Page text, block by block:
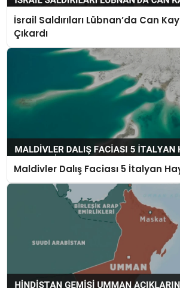
İsrail Saldırıları Lübnan’da Can
Çıkardı
Maldivler Dalış Faciası 5 İtalyan